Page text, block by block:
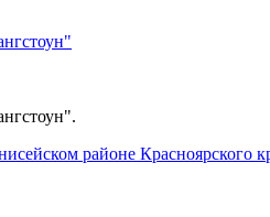
районе Красноярского